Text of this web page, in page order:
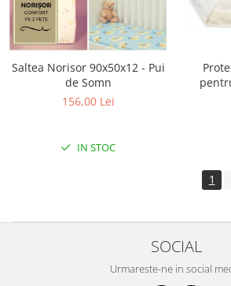
Saltea Norisor 90x50x12 - Pui
de Somn
156,00 Lei
IN STOC
1
SOCIAL
Urmareste-ne in social